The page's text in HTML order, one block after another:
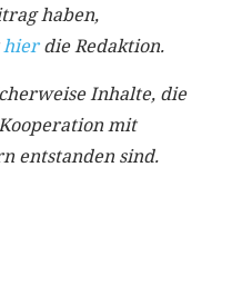
haben,
hierdie Redaktion.
Inhalte, die
mit
entstanden sind.